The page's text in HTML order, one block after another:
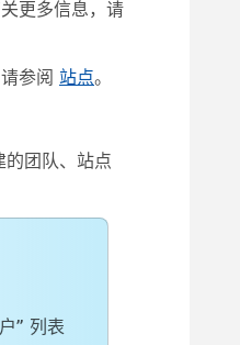
更多信息，请
参阅 站点。
的团队、站点
” 列表